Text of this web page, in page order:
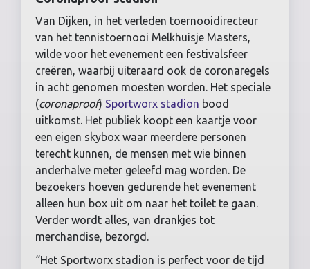
Van Dijken, in het verleden toernooidirecteur
van het tennistoernooi Melkhuisje Masters,
wilde voor het evenement een festivalsfeer
creëren, waarbij uiteraard ook de coronaregels
in acht genomen moesten worden. Het speciale
(coronaproof) Sportworx stadion bood
uitkomst. Het publiek koopt een kaartje voor
een eigen skybox waar meerdere personen
terecht kunnen, de mensen met wie binnen
anderhalve meter geleefd mag worden. De
bezoekers hoeven gedurende het evenement
alleen hun box uit om naar het toilet te gaan.
Verder wordt alles, van drankjes tot
merchandise, bezorgd.
“Het Sportworx stadion is perfect voor de tijd